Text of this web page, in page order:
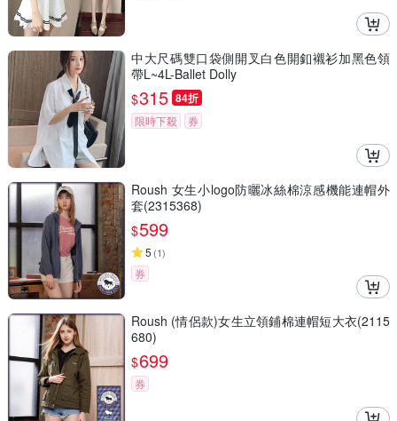
中大尺碼雙口袋側開叉白色開釦襯衫加黑色領
帶L~4L-Ballet Dolly
$315 84折
限時下殺 券
Roush 女生小logo防曬冰絲棉涼感機能連帽外
套(2315368)
$599
5 (1)
券
Roush (情侶款)女生立領鋪棉連帽短大衣(2115
680)
$699
券